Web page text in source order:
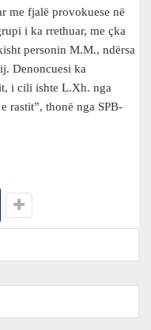
me fjalë provokuese në
i ka rrethuar, me çka
personin M.M., ndërsa
Denoncuesi ka
i cili ishte L.Xh. nga
rastit”, thonë nga SPB-